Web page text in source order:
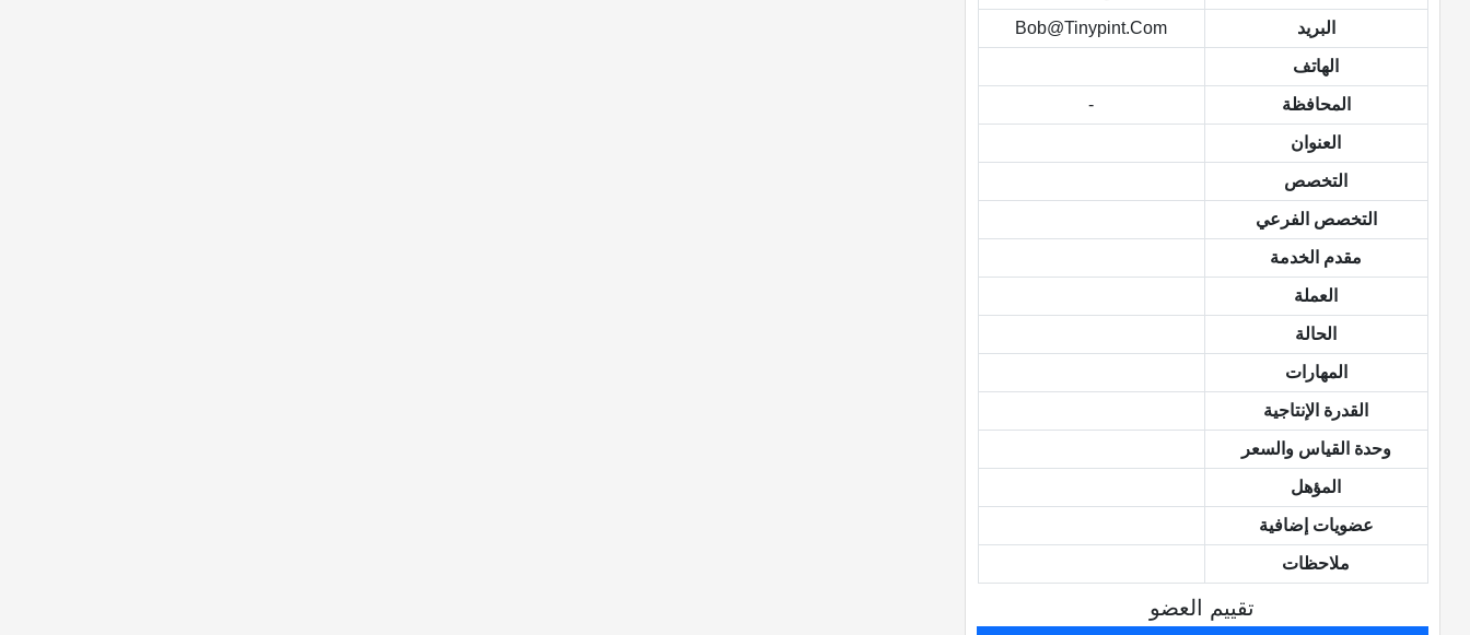
البريد Bob@tinypint.com
الهاتف
المحافظة -
العنوان
التخصص
التخصص الفرعي
مقدم الخدمة
العملة
الحالة
المهارات
القدرة الإنتاجية
وحدة القياس والسعر
المؤهل
عضويات إضافية
ملاحظات
تقييم العضو